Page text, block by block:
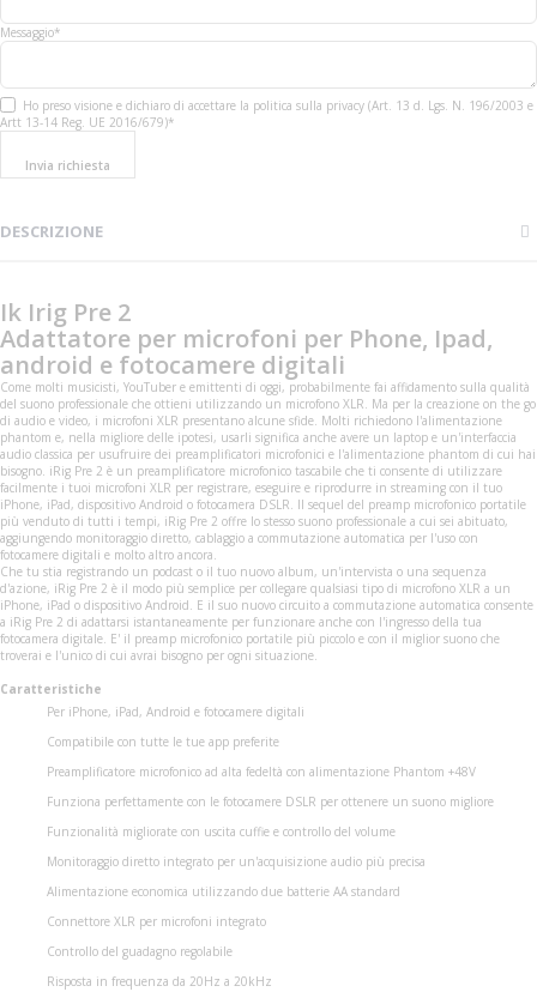
Messaggio*
Ho preso visione e dichiaro di accettare la politica sulla privacy (Art. 13 d. Lgs. N. 196/2003 e
Artt 13-14 Reg. UE 2016/679)*
Invia richiesta
DESCRIZIONE
Ik Irig Pre 2
Adattatore per microfoni per Phone, Ipad,
android e fotocamere digitali
Come molti musicisti, YouTuber e emittenti di oggi, probabilmente fai affidamento sulla qualità
del suono professionale che ottieni utilizzando un microfono XLR. Ma per la creazione on the go
di audio e video, i microfoni XLR presentano alcune sfide. Molti richiedono l'alimentazione
phantom e, nella migliore delle ipotesi, usarli significa anche avere un laptop e un'interfaccia
audio classica per usufruire dei preamplificatori microfonici e l'alimentazione phantom di cui hai
bisogno. iRig Pre 2 è un preamplificatore microfonico tascabile che ti consente di utilizzare
facilmente i tuoi microfoni XLR per registrare, eseguire e riprodurre in streaming con il tuo
iPhone, iPad, dispositivo Android o fotocamera DSLR. Il sequel del preamp microfonico portatile
più venduto di tutti i tempi, iRig Pre 2 offre lo stesso suono professionale a cui sei abituato,
aggiungendo monitoraggio diretto, cablaggio a commutazione automatica per l'uso con
fotocamere digitali e molto altro ancora.
Che tu stia registrando un podcast o il tuo nuovo album, un'intervista o una sequenza
d'azione, iRig Pre 2 è il modo più semplice per collegare qualsiasi tipo di microfono XLR a un
iPhone, iPad o dispositivo Android. E il suo nuovo circuito a commutazione automatica consente
a iRig Pre 2 di adattarsi istantaneamente per funzionare anche con l'ingresso della tua
fotocamera digitale. E' il preamp microfonico portatile più piccolo e con il miglior suono che
troverai e l'unico di cui avrai bisogno per ogni situazione.
Caratteristiche
Per iPhone, iPad, Android e fotocamere digitali
Compatibile con tutte le tue app preferite
Preamplificatore microfonico ad alta fedeltà con alimentazione Phantom +48V
Funziona perfettamente con le fotocamere DSLR per ottenere un suono migliore
Funzionalità migliorate con uscita cuffie e controllo del volume
Monitoraggio diretto integrato per un'acquisizione audio più precisa
Alimentazione economica utilizzando due batterie AA standard
Connettore XLR per microfoni integrato
Controllo del guadagno regolabile
Risposta in frequenza da 20Hz a 20kHz